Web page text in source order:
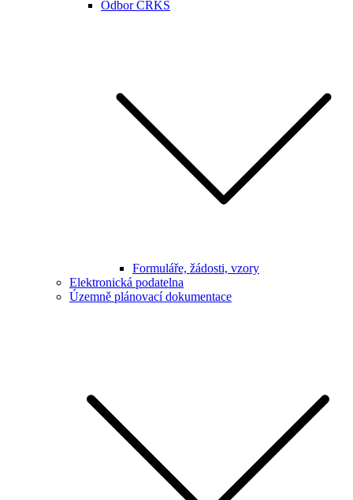
Odbor CRKS
Formuláře, žádosti, vzory
Elektronická podatelna
Územně plánovací dokumentace